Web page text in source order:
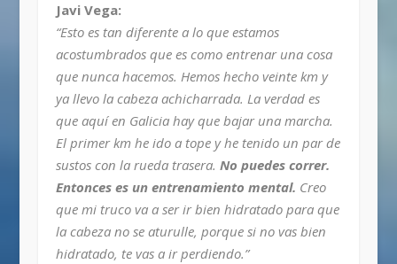
Javi Vega:
“Esto es tan diferente a lo que estamos
acostumbrados que es como entrenar una cosa
que nunca hacemos. Hemos hecho veinte km y
ya llevo la cabeza achicharrada. La verdad es
que aquí en Galicia hay que bajar una marcha.
El primer km he ido a tope y he tenido un par de
sustos con la rueda trasera. No puedes correr.
Entonces es un entrenamiento mental. Creo
que mi truco va a ser ir bien hidratado para que
la cabeza no se aturulle, porque si no vas bien
hidratado, te vas a ir perdiendo.”